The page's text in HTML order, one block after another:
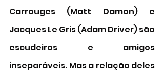
Carrouges (Matt Damon) e
Jacques Le Gris (Adam Driver) são
escudeiros e amigos
inseparáveis. Mas a relação deles